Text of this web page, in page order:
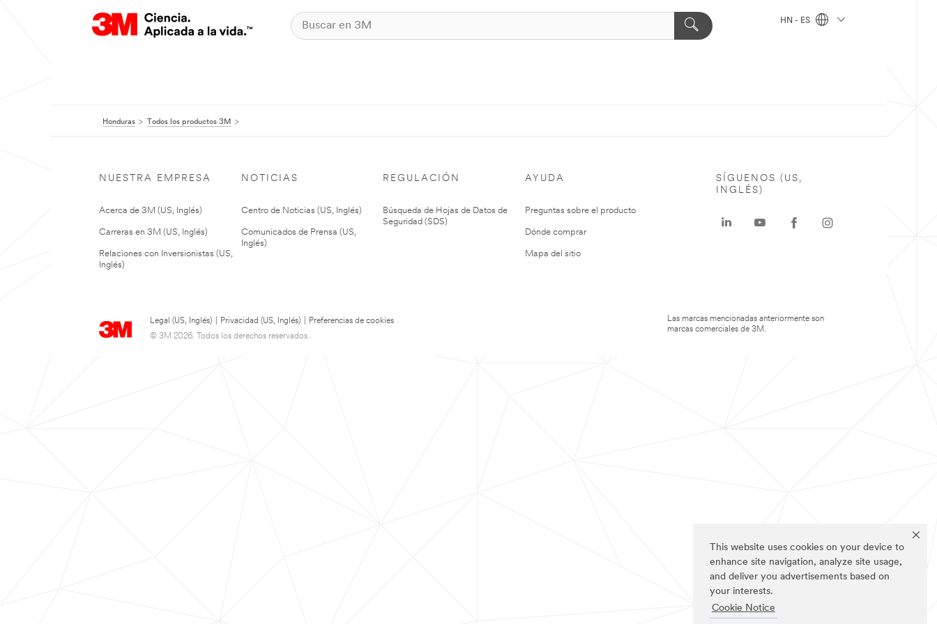
This website uses cookies on your device to
enhance site navigation, analyze site usage,
and deliver you advertisements based on
your interests.
Cookie Notice
HN - ES
Honduras Todos los productos 3M
NUESTRA EMPRESA
Acerca de 3M (US, Inglés)
Carreras en 3M (US, Inglés)
Relaciones con Inversionistas (US,
Inglés)
NOTICIAS
Centro de Noticias (US, Inglés)
Comunicados de Prensa (US,
Inglés)
REGULACIÓN
Búsqueda de Hojas de Datos de
Seguridad (SDS)
AYUDA
Preguntas sobre el producto
Dónde comprar
Mapa del sitio
Legal (US, Inglés) Privacidad (US, Inglés)
Preferencias de cookies
© 3M 2026. Todos los derechos reservados..
SÍGUENOS (US,
INGLÉS)
Las marcas mencionadas anteriormente son
marcas comerciales de 3M.